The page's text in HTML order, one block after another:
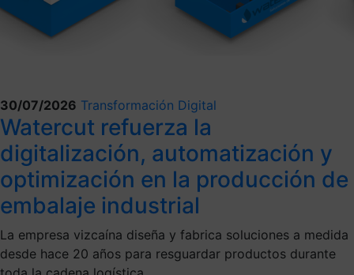
30/07/2026 Transformación Digital
Watercut refuerza la
digitalización, automatización y
optimización en la producción de
embalaje industrial
La empresa vizcaína diseña y fabrica soluciones a medida
desde hace 20 años para resguardar productos durante